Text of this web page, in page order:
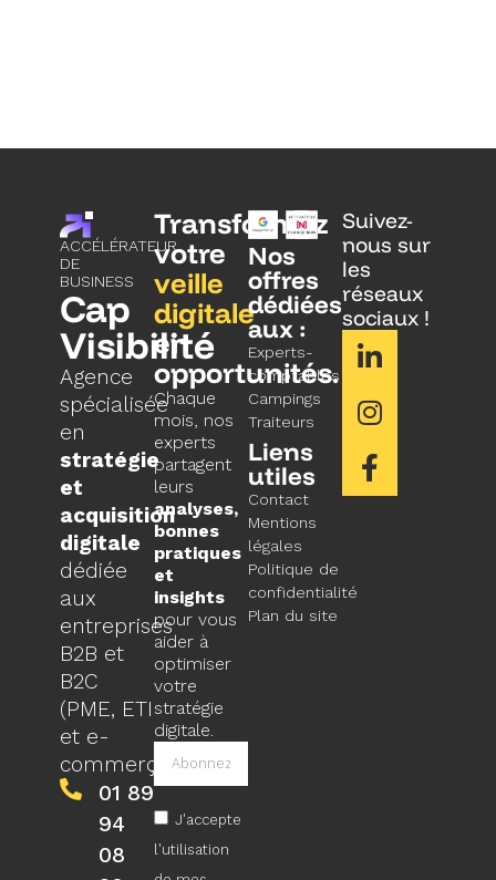
ACCÉLÉRATEUR
DE
BUSINESS
Cap
Visibilité
Agence
spécialisée
en
stratégie
et
acquisition
digitale
dédiée
aux
entreprises
B2B et
B2C
(PME, ETI
et e-
commerçants).
01 89
94
08
Transformez
votre
veille
digitale
en
opportunités.
Chaque
mois, nos
experts
partagent
leurs
analyses,
bonnes
pratiques
et
insights
pour vous
aider à
optimiser
votre
stratégie
digitale.
J'accepte
l'utilisation
Nos
offres
dédiées
aux :
Experts-
comptables
Campings
Traiteurs
Liens
utiles
Contact
Mentions
légales
Politique de
confidentialité
Plan du site
Suivez-
nous sur
les
réseaux
sociaux !